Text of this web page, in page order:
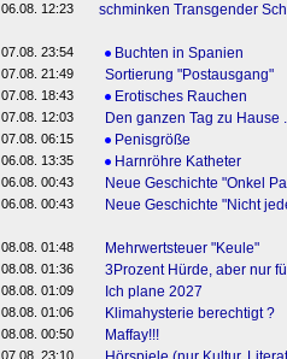
06.08. 12:23 schminken Transgender
07.08. 23:54 Buchten in Spanien
07.08. 21:49 Sortierung "Postausgang"
07.08. 18:43 Erotisches Rauchen
07.08. 12:03 Den ganzen Tag zu Hause
07.08. 06:15 Penisgröße
06.08. 13:35 Harnröhre Katheter
06.08. 00:43 Neue Geschichte "Onkel
06.08. 00:43 Neue Geschichte "Nicht
08.08. 01:48 Mehrwertsteuer "Keule"
08.08. 01:36 3Prozent Hürde, aber nur
08.08. 01:09 Ich plane 2027
08.08. 01:06 Klimahysterie berechtigt ?
08.08. 00:50 Maffay!!!
07.08. 23:10